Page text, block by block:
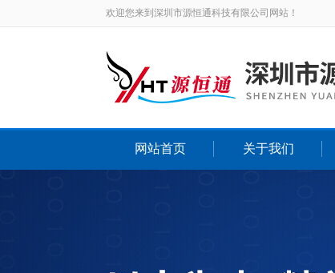
欢迎您来到深圳市源恒通科技有限公司网站！
网站首页 关于我们